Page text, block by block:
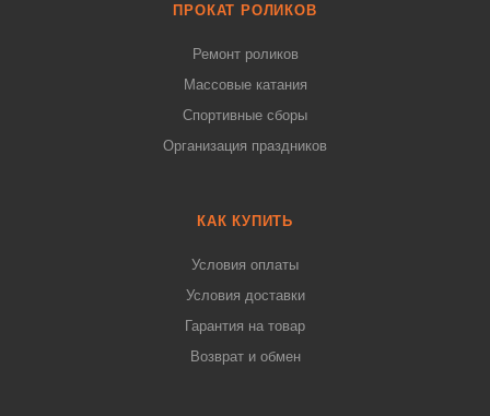
ПРОКАТ РОЛИКОВ
Ремонт роликов
Массовые катания
Спортивные сборы
Организация праздников
КАК КУПИТЬ
Условия оплаты
Условия доставки
Гарантия на товар
Возврат и обмен